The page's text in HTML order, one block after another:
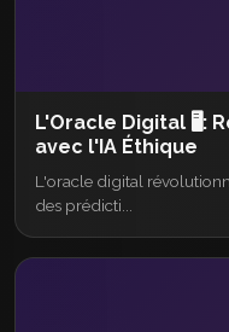
L'Oracle Digital 🖥️:
avec l'IA Éthique
L'oracle digital
des prédicti...